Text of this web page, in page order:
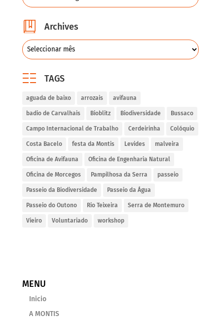
Archives
TAGS
aguada de baixo arrozais avifauna
badio de Carvalhais Bioblitz Biodiversidade Bussaco
Campo Internacional de Trabalho Cerdeirinha Colóquio
Costa Bacelo festa da Montis Levides malveira
Oficina de Avifauna Oficina de Engenharia Natural
Oficina de Morcegos Pampilhosa da Serra passeio
Passeio da Biodiversidade Passeio da Água
Passeio do Outono Rio Teixeira Serra de Montemuro
Vieiro Voluntariado workshop
MENU
Inicio
A MONTIS